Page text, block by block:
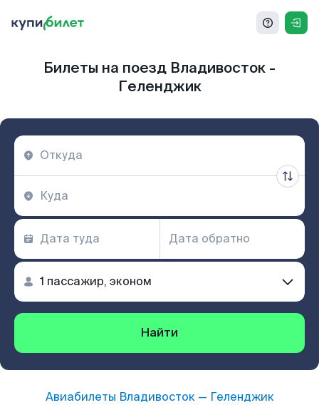
Билеты на поезд Владивосток -
Геленджик
Найти
Авиабилеты Владивосток— Геленджик